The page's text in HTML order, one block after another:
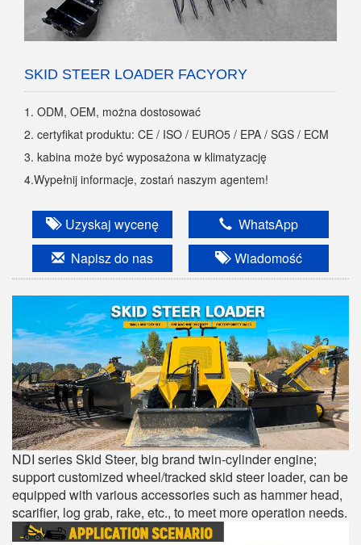
SKID STEER LOADER FACYORY
1. ODM, OEM, można dostosować
2. certyfikat produktu: CE / ISO / EURO5 / EPA / SGS / ECM
3. kabina może być wyposażona w klimatyzację
4.Wypełnij informacje, zostań naszym agentem!
Uzyskaj wycenę
WhatsApp
Napisz do nas
Wiadomość
NDI series Skid Steer, big brand twin-cylinder engine;
support customized wheel/tracked skid steer loader, can be
equipped with various accessories such as hammer head,
scarifier, log grab, rake, etc., to meet more operation needs.